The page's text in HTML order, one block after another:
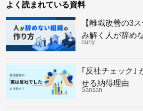
よく読まれている資料
【離職改善の3
み解く人が辞め
ourly
｢反社チェック｣
せる納得理由
Sansan